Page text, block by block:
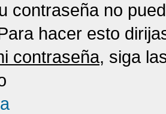
contraseña no
hacer esto
contraseña, siga